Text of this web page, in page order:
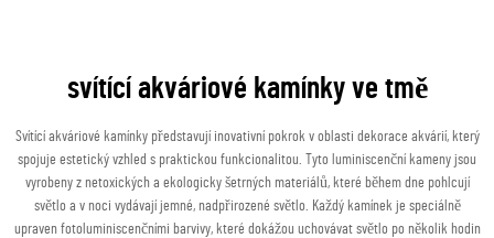
svítící akváriové kamínky ve tmě
Svítící akváriové kamínky představují inovativní pokrok v oblasti dekorace akvárií, který
spojuje estetický vzhled s praktickou funkcionalitou. Tyto luminiscenční kameny jsou
vyrobeny z netoxických a ekologicky šetrných materiálů, které během dne pohlcují
světlo a v noci vydávají jemné, nadpřirozené světlo. Každý kamínek je speciálně
upraven fotoluminiscenčními barvivy, které dokážou uchovávat světlo po několik hodin